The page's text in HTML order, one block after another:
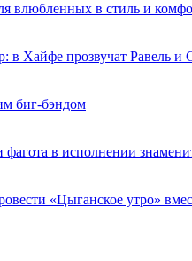
влюбленных в стиль и
в Хайфе прозвучат Равель
биг-бэндом
в исполнении
«Цыганское утро»